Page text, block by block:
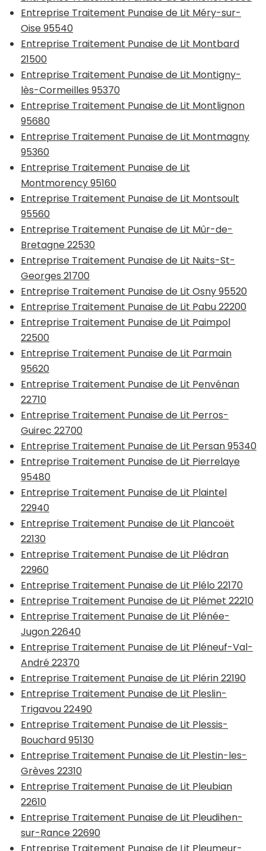
Entreprise Traitement Punaise de Lit Méry-sur-
Oise 95540
Entreprise Traitement Punaise de Lit Montbard
21500
Entreprise Traitement Punaise de Lit Montigny-
lès-Cormeilles 95370
Entreprise Traitement Punaise de Lit Montlignon
95680
Entreprise Traitement Punaise de Lit Montmagny
95360
Entreprise Traitement Punaise de Lit
Montmorency 95160
Entreprise Traitement Punaise de Lit Montsoult
95560
Entreprise Traitement Punaise de Lit Mûr-de-
Bretagne 22530
Entreprise Traitement Punaise de Lit Nuits-St-
Georges 21700
Entreprise Traitement Punaise de Lit Osny 95520
Entreprise Traitement Punaise de Lit Pabu 22200
Entreprise Traitement Punaise de Lit Paimpol
22500
Entreprise Traitement Punaise de Lit Parmain
95620
Entreprise Traitement Punaise de Lit Penvénan
22710
Entreprise Traitement Punaise de Lit Perros-
Guirec 22700
Entreprise Traitement Punaise de Lit Persan 95340
Entreprise Traitement Punaise de Lit Pierrelaye
95480
Entreprise Traitement Punaise de Lit Plaintel
22940
Entreprise Traitement Punaise de Lit Plancoët
22130
Entreprise Traitement Punaise de Lit Plédran
22960
Entreprise Traitement Punaise de Lit Plélo 22170
Entreprise Traitement Punaise de Lit Plémet 22210
Entreprise Traitement Punaise de Lit Plénée-
Jugon 22640
Entreprise Traitement Punaise de Lit Pléneuf-Val-
André 22370
Entreprise Traitement Punaise de Lit Plérin 22190
Entreprise Traitement Punaise de Lit Pleslin-
Trigavou 22490
Entreprise Traitement Punaise de Lit Plessis-
Bouchard 95130
Entreprise Traitement Punaise de Lit Plestin-les-
Grèves 22310
Entreprise Traitement Punaise de Lit Pleubian
22610
Entreprise Traitement Punaise de Lit Pleudihen-
sur-Rance 22690
Entreprise Traitement Punaise de Lit Pleumeur-